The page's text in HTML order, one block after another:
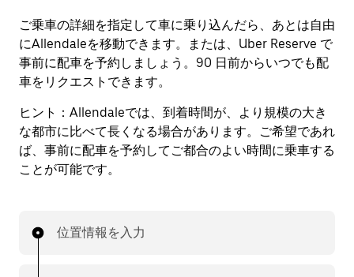
ご乗車の詳細を指定して車に乗り込んだら、あとは自由
にAllendaleを移動できます。または、Uber Reserve で
事前に配車を予約しましょう。90 日前からいつでも配
車をリクエストできます。
ヒント： Allendaleでは、到着時間が、より規模の大き
な都市に比べて長くなる場合があります。ご希望であれ
ば、事前に配車を予約してご都合のよい時間に乗車する
ことが可能です。
位置情報を入力